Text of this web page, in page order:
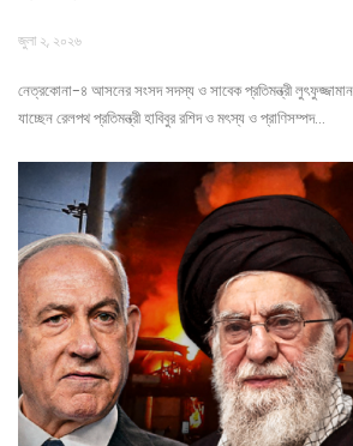
জুলা ২, ২০২৬
নেত্রকোনা-৪ আসনের সংসদ সদস্য ও সাবেক প্রতিমন্ত্রী
যাচ্ছেন রেলপথ প্রতিমন্ত্রী হাবিবুর রশিদ ও মৎস্য ও প্রাণিসম্পদ…